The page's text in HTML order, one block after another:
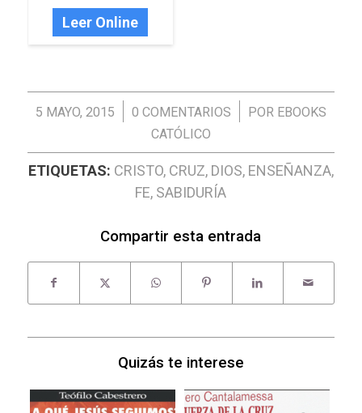
Leer Online
5 MAYO, 2015
/ 0 COMENTARIOS
/ POR EBOOKS
CATÓLICO
ETIQUETAS: CRISTO, CRUZ, DIOS, ENSEÑANZA,
FE, SABIDURÍA
Compartir esta entrada
Quizás te interese